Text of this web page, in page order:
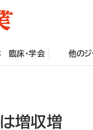
臨床・学会 他のジ
増収増